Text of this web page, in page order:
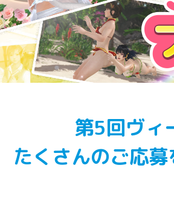
第5回ヴィ
たくさんのご応